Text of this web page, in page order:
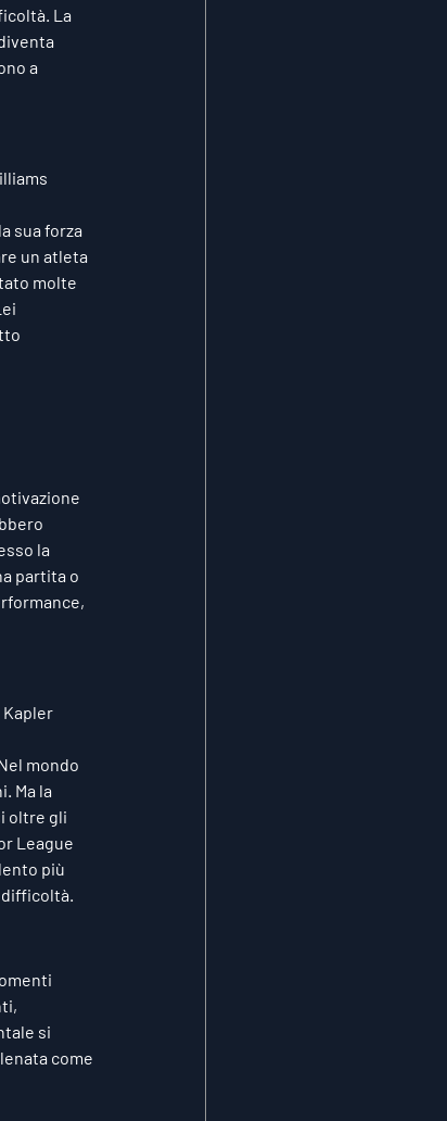
La
a
sua forza
un atleta
molte
la
partita o
Kapler
mondo
Ma la
oltre gli
League
più
si
come